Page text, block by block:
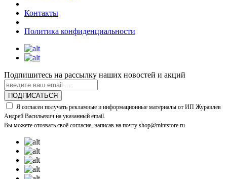
Контакты
Политика конфиденциальности
Подпишитесь на рассылку наших новостей и акций
ПОДПИСАТЬСЯ
Я согласен получать рекламные и информационные материалы от ИП Журавлев
Андрей Васильевич на указанный email.
Вы можете отозвать своё согласие, написав на почту shop@mintstore.ru